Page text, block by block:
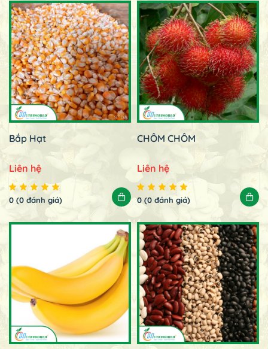
Bắp Hạt
Liên hệ
0 (0 đánh giá)
CHÔM CHÔM
Liên hệ
0 (0 đánh giá)